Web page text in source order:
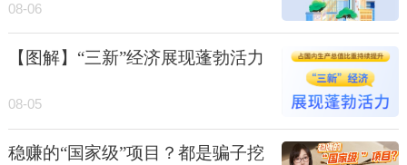
08-06
【图解】“三新”经济展现蓬勃活力
08-05
稳赚的“国家级”项目？都是骗子挖